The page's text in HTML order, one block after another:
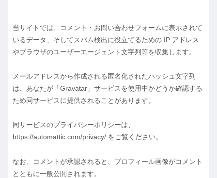
当サイトでは、コメント・お問い合わせフォームに表示されて
いるデータ、そしてスパム検出に役立てるための IP アドレス
やブラウザのユーザーエージェント文字列等を収集します。
メールアドレスから作成される匿名化されたハッシュ文字列
は、あなたが「Gravatar」サービスを使用中かどうか確認する
ため同サービスに提供されることがあります。
同サービスのプライバシーポリシーは、
https://automattic.com/privacy/ をご覧ください。
なお、コメントが承認されると、プロフィール画像がコメント
とともに一般公開されます。